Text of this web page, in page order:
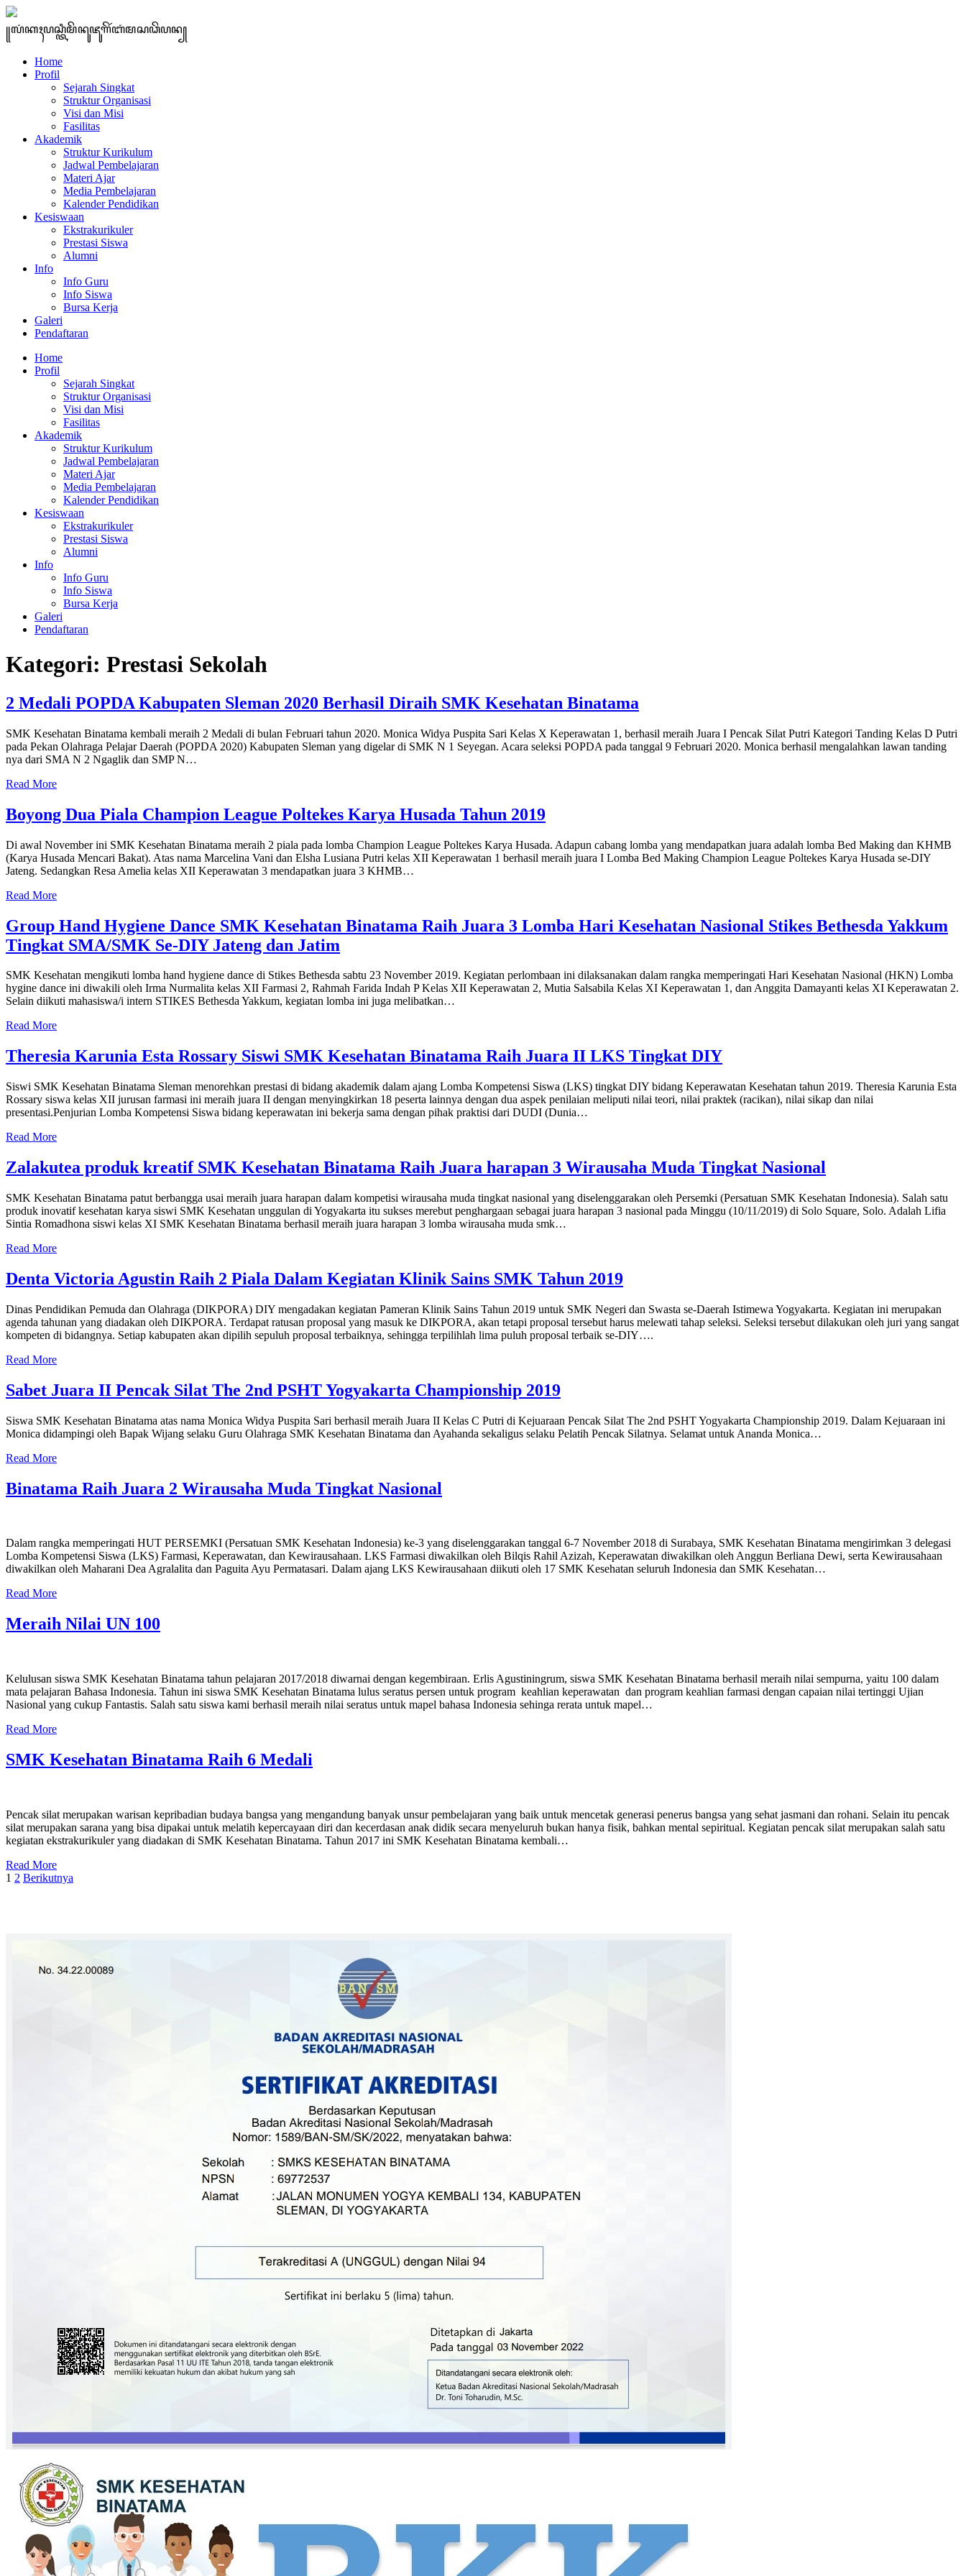
꧋ꦭꦁꦏꦃꦥꦱ꧀ꦠꦶꦩꦼꦤꦸꦗꦸꦒꦼꦂꦧꦁꦩꦱꦣꦼꦥꦤ꧀
Home
Profil
Sejarah Singkat
Struktur Organisasi
Visi dan Misi
Fasilitas
Akademik
Struktur Kurikulum
Jadwal Pembelajaran
Materi Ajar
Media Pembelajaran
Kalender Pendidikan
Kesiswaan
Ekstrakurikuler
Prestasi Siswa
Alumni
Info
Info Guru
Info Siswa
Bursa Kerja
Galeri
Pendaftaran
Home
Profil
Sejarah Singkat
Struktur Organisasi
Visi dan Misi
Fasilitas
Akademik
Struktur Kurikulum
Jadwal Pembelajaran
Materi Ajar
Media Pembelajaran
Kalender Pendidikan
Kesiswaan
Ekstrakurikuler
Prestasi Siswa
Alumni
Info
Info Guru
Info Siswa
Bursa Kerja
Galeri
Pendaftaran
Kategori: Prestasi Sekolah
2 Medali POPDA Kabupaten Sleman 2020 Berhasil Diraih SMK Kesehatan Binatama
SMK Kesehatan Binatama kembali meraih 2 Medali di bulan Februari tahun 2020. Monica Widya Puspita Sari Kelas X Keperawatan 1, berhasil meraih Juara I Pencak Silat Putri Kategori Tanding Kelas D Putri
pada Pekan Olahraga Pelajar Daerah (POPDA 2020) Kabupaten Sleman yang digelar di SMK N 1 Seyegan. Acara seleksi POPDA pada tanggal 9 Februari 2020. Monica berhasil mengalahkan lawan tanding
nya dari SMA N 2 Ngaglik dan SMP N…
Read More
Boyong Dua Piala Champion League Poltekes Karya Husada Tahun 2019
Di awal November ini SMK Kesehatan Binatama meraih 2 piala pada lomba Champion League Poltekes Karya Husada. Adapun cabang lomba yang mendapatkan juara adalah lomba Bed Making dan KHMB
(Karya Husada Mencari Bakat). Atas nama Marcelina Vani dan Elsha Lusiana Putri kelas XII Keperawatan 1 berhasil meraih juara I Lomba Bed Making Champion League Poltekes Karya Husada se-DIY
Jateng. Sedangkan Resa Amelia kelas XII Keperawatan 3 mendapatkan juara 3 KHMB…
Read More
Group Hand Hygiene Dance SMK Kesehatan Binatama Raih Juara 3 Lomba Hari Kesehatan Nasional Stikes Bethesda Yakkum
Tingkat SMA/SMK Se-DIY Jateng dan Jatim
SMK Kesehatan mengikuti lomba hand hygiene dance di Stikes Bethesda sabtu 23 November 2019. Kegiatan perlombaan ini dilaksanakan dalam rangka memperingati Hari Kesehatan Nasional (HKN) Lomba
hygine dance ini diwakili oleh Irma Nurmalita kelas XII Farmasi 2, Rahmah Farida Indah P Kelas XII Keperawatan 2, Mutia Salsabila Kelas XI Keperawatan 1, dan Anggita Damayanti kelas XI Keperawatan 2.
Selain diikuti mahasiswa/i intern STIKES Bethesda Yakkum, kegiatan lomba ini juga melibatkan…
Read More
Theresia Karunia Esta Rossary Siswi SMK Kesehatan Binatama Raih Juara II LKS Tingkat DIY
Siswi SMK Kesehatan Binatama Sleman menorehkan prestasi di bidang akademik dalam ajang Lomba Kompetensi Siswa (LKS) tingkat DIY bidang Keperawatan Kesehatan tahun 2019. Theresia Karunia Esta
Rossary siswa kelas XII jurusan farmasi ini meraih juara II dengan menyingkirkan 18 peserta lainnya dengan dua aspek penilaian meliputi nilai teori, nilai praktek (racikan), nilai sikap dan nilai
presentasi.Penjurian Lomba Kompetensi Siswa bidang keperawatan ini bekerja sama dengan pihak praktisi dari DUDI (Dunia…
Read More
Zalakutea produk kreatif SMK Kesehatan Binatama Raih Juara harapan 3 Wirausaha Muda Tingkat Nasional
SMK Kesehatan Binatama patut berbangga usai meraih juara harapan dalam kompetisi wirausaha muda tingkat nasional yang diselenggarakan oleh Persemki (Persatuan SMK Kesehatan Indonesia). Salah satu
produk inovatif kesehatan karya siswi SMK Kesehatan unggulan di Yogyakarta itu sukses merebut penghargaan sebagai juara harapan 3 nasional pada Minggu (10/11/2019) di Solo Square, Solo. Adalah Lifia
Sintia Romadhona siswi kelas XI SMK Kesehatan Binatama berhasil meraih juara harapan 3 lomba wirausaha muda smk…
Read More
Denta Victoria Agustin Raih 2 Piala Dalam Kegiatan Klinik Sains SMK Tahun 2019
Dinas Pendidikan Pemuda dan Olahraga (DIKPORA) DIY mengadakan kegiatan Pameran Klinik Sains Tahun 2019 untuk SMK Negeri dan Swasta se-Daerah Istimewa Yogyakarta. Kegiatan ini merupakan
agenda tahunan yang diadakan oleh DIKPORA. Terdapat ratusan proposal yang masuk ke DIKPORA, akan tetapi proposal tersebut harus melewati tahap seleksi. Seleksi tersebut dilakukan oleh juri yang sangat
kompeten di bidangnya. Setiap kabupaten akan dipilih sepuluh proposal terbaiknya, sehingga terpilihlah lima puluh proposal terbaik se-DIY….
Read More
Sabet Juara II Pencak Silat The 2nd PSHT Yogyakarta Championship 2019
Siswa SMK Kesehatan Binatama atas nama Monica Widya Puspita Sari berhasil meraih Juara II Kelas C Putri di Kejuaraan Pencak Silat The 2nd PSHT Yogyakarta Championship 2019. Dalam Kejuaraan ini
Monica didampingi oleh Bapak Wijang selaku Guru Olahraga SMK Kesehatan Binatama dan Ayahanda sekaligus selaku Pelatih Pencak Silatnya. Selamat untuk Ananda Monica…
Read More
Binatama Raih Juara 2 Wirausaha Muda Tingkat Nasional
Dalam rangka memperingati HUT PERSEMKI (Persatuan SMK Kesehatan Indonesia) ke-3 yang diselenggarakan tanggal 6-7 November 2018 di Surabaya, SMK Kesehatan Binatama mengirimkan 3 delegasi
Lomba Kompetensi Siswa (LKS) Farmasi, Keperawatan, dan Kewirausahaan. LKS Farmasi diwakilkan oleh Bilqis Rahil Azizah, Keperawatan diwakilkan oleh Anggun Berliana Dewi, serta Kewirausahaan
diwakilkan oleh Maharani Dea Agralalita dan Paguita Ayu Permatasari. Dalam ajang LKS Kewirausahaan diikuti oleh 17 SMK Kesehatan seluruh Indonesia dan SMK Kesehatan…
Read More
Meraih Nilai UN 100
Kelulusan siswa SMK Kesehatan Binatama tahun pelajaran 2017/2018 diwarnai dengan kegembiraan. Erlis Agustiningrum, siswa SMK Kesehatan Binatama berhasil meraih nilai sempurna, yaitu 100 dalam
mata pelajaran Bahasa Indonesia. Tahun ini siswa SMK Kesehatan Binatama lulus seratus persen untuk program keahlian keperawatan dan program keahlian farmasi dengan capaian nilai tertinggi Ujian
Nasional yang cukup Fantastis. Salah satu siswa kami berhasil meraih nilai seratus untuk mapel bahasa Indonesia sehinga rerata untuk mapel…
Read More
SMK Kesehatan Binatama Raih 6 Medali
Pencak silat merupakan warisan kepribadian budaya bangsa yang mengandung banyak unsur pembelajaran yang baik untuk mencetak generasi penerus bangsa yang sehat jasmani dan rohani. Selain itu pencak
silat merupakan sarana yang bisa dipakai untuk melatih kepercayaan diri dan kecerdasan anak didik secara menyeluruh bukan hanya fisik, bahkan mental sepiritual. Kegiatan pencak silat merupakan salah satu
kegiatan ekstrakurikuler yang diadakan di SMK Kesehatan Binatama. Tahun 2017 ini SMK Kesehatan Binatama kembali…
Read More
Paginasi
1 2 Berikutnya